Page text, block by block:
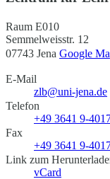
Raum E010
Semmelweisstr. 12
07743 Jena Google
E-Mail
zlb@uni-jena.de
Telefon
+49 3641 9-
Fax
+49 3641 9-
Link zum
vCard